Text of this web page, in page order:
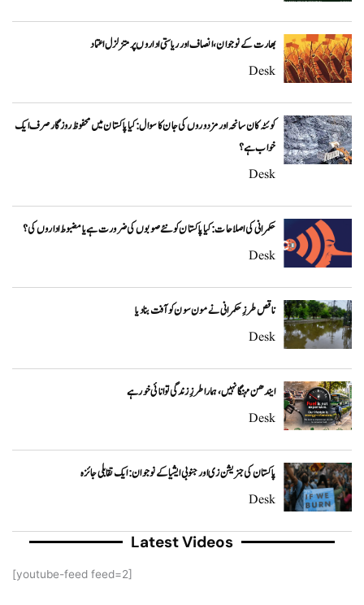
بھارت کے نوجوان، انصاف اور ریاستی اداروں پر متزلزل اعتماد
Desk
کوئٹہ کان سانحہ اور مزدوروں کی جان کا سوال: کیا پاکستان میں محفوظ روزگار صرف ایک
خواب ہے؟
Desk
حکمرانی کی اصلاحات: کیا پاکستان کو نئے صوبوں کی ضرورت ہے یا مضبوط اداروں کی؟
Desk
ناقص طرزِ حکمرانی نے مون سون کو آفت بنا دیا
Desk
ایندھن مہنگا نہیں، ہمارا طرزِ زندگی توانائی خور ہے
Desk
پاکستان کی جنریشن زی اور جنوبی ایشیا کے نوجوان: ایک تقابلی جائزہ
Desk
Latest Videos
[youtube-feed feed=2]